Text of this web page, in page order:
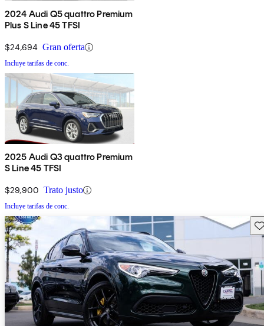
2024 Audi Q5 quattro Premium
Plus S Line 45 TFSI
$24,694 Gran oferta
Incluye tarifas de conc.
2025 Audi Q3 quattro Premium
S Line 45 TFSI
$29,900 Trato justo
Incluye tarifas de conc.